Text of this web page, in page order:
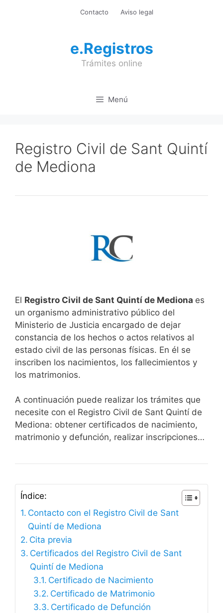
Contacto Aviso legal
e.Registros
Trámites online
Menú
Registro Civil de Sant Quintí
de Mediona
El Registro Civil de Sant Quintí de Mediona es
un organismo administrativo público del
Ministerio de Justicia encargado de dejar
constancia de los hechos o actos relativos al
estado civil de las personas físicas. En él se
inscriben los nacimientos, los fallecimientos y
los matrimonios.
A continuación puede realizar los trámites que
necesite con el Registro Civil de Sant Quintí de
Mediona: obtener certificados de nacimiento,
matrimonio y defunción, realizar inscripciones…
Índice:
Contacto con el Registro Civil de Sant
Quintí de Mediona
Cita previa
Certificados del Registro Civil de Sant
Quintí de Mediona
Certificado de Nacimiento
Certificado de Matrimonio
Certificado de Defunción